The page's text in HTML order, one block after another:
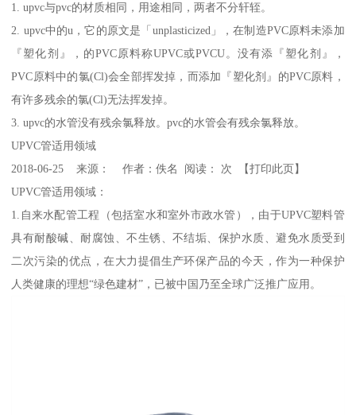
1. upvc与pvc的材质相同，用途相同，两者不分轩轾。
2. upvc中的u，它的原文是「unplasticized」，在制造PVC原料未添加
『塑化剂』，的PVC原料称UPVC或PVCU。没有添『塑化剂』，
PVC原料中的氯(Cl)会全部挥发掉，而添加『塑化剂』的PVC原料，
有许多残余的氯(Cl)无法挥发掉。
3. upvc的水管没有残余氯释放。pvc的水管会有残余氯释放。
UPVC管适用领域
2018-06-25 来源： 作者：佚名 阅读： 次 【打印此页】
UPVC管适用领域：
1.自来水配管工程（包括室水和室外市政水管），由于UPVC塑料管
具有耐酸碱、耐腐蚀、不生锈、不结垢、保护水质、避免水质受到
二次污染的优点，在大力提倡生产环保产品的今天，作为一种保护
人类健康的理想“绿色建材”，已被中国乃至全球广泛推广应用。